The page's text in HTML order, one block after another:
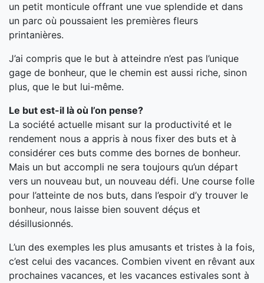
un petit monticule offrant une vue splendide et dans
un parc où poussaient les premières fleurs
printanières.
J’ai compris que le but à atteindre n’est pas l’unique
gage de bonheur, que le chemin est aussi riche, sinon
plus, que le but lui-même.
Le but est-il là où l’on pense?
La société actuelle misant sur la productivité et le
rendement nous a appris à nous fixer des buts et à
considérer ces buts comme des bornes de bonheur.
Mais un but accompli ne sera toujours qu’un départ
vers un nouveau but, un nouveau défi. Une course folle
pour l’atteinte de nos buts, dans l’espoir d’y trouver le
bonheur, nous laisse bien souvent déçus et
désillusionnés.
L’un des exemples les plus amusants et tristes à la fois,
c’est celui des vacances. Combien vivent en rêvant aux
prochaines vacances, et les vacances estivales sont à